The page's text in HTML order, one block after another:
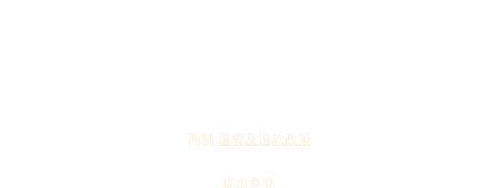
商舖 退貨及退款政策
提出意見